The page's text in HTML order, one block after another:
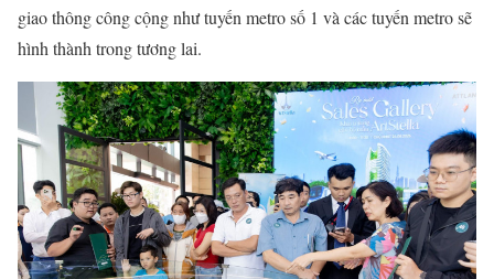
giao thông công cộng như tuyến metro số 1 và các tuyến metro sẽ
hình thành trong tương lai.